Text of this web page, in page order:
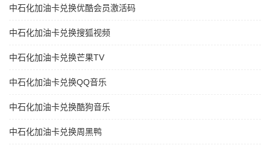
中石化加油卡兑换优酷会员激活码
中石化加油卡兑换搜狐视频
中石化加油卡兑换芒果TV
中石化加油卡兑换QQ音乐
中石化加油卡兑换酷狗音乐
中石化加油卡兑换周黑鸭